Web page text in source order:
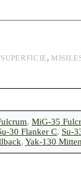
,
, MiG-35
30 Flanker C, Su-
, Yak-130 Mitten